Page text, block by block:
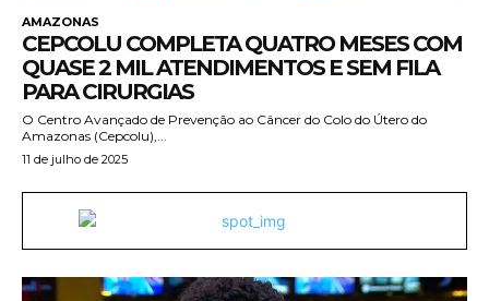
AMAZONAS
CEPCOLU COMPLETA QUATRO MESES COM
QUASE 2 MIL ATENDIMENTOS E SEM FILA
PARA CIRURGIAS
O Centro Avançado de Prevenção ao Câncer do Colo do Útero do
Amazonas (Cepcolu),...
11 de julho de 2025